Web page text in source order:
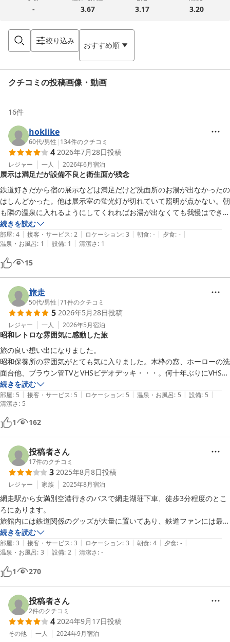
- 3.67 3.17 3.20
絞り込み おすすめ順
クチコミの投稿画像・動画
16件
hoklike
60代/男性 | 134件のクチコミ
4 2026年7月28日投稿
レジャー 一人 2026年6月宿泊
展示は満足だが設備不良と衛生面が残念
鉄道好きだから宿の展示などは満足だけど洗面所のお湯が出なかったの
はしんどかった。他は展示室の蛍光灯が切れていて照明が点かない。朝
も隣の温泉に入れるようにしてくれればお湯が出なくても我慢はできる
のだが。ポットの湯を使おうと思ったら黒い細かなゴミが入っていて使
わなかった。病気によって鼻洗浄とかしたい人もいるのでお湯は確保し
て欲しい。
続きを読む
部屋: 4 | 接客・サービス: 2 | ロケーション: 3 | 朝食: - | 夕食: - |
温泉・お風呂: 1 | 設備: 1 | 清潔さ: 1
15
旅走
50代/男性 |71件のクチコミ
5 2026年5月28日投稿
レジャー 一人 2026年5月宿泊
昭和レトロな雰囲気に感動した旅
旅の良い想い出になりました。
昭和保養所の雰囲気がとても気に入りました。木枠の窓、ホーローの洗
面台他、ブラウン管TVとVHSビデオデッキ・・・。何十年ぶりにVHSテ
ープで映像を見て感動しました。
宿主さんとの歓談も楽しくいろいろと参考になりました。
余談ですが置戸の「いなだ屋」さんの「タレかつ丼」美味しかったで
す。
続きを読む
部屋: 5 | 接客・サービス: 5 | ロケーション: 5 | 温泉・お風呂: 5 | 設備: 5 |
清潔さ: 5
1 162
投稿者さん
17件のクチコミ
3 2025年8月8日投稿
レジャー 家族 2025年8月宿泊
網走駅から女満別空港行きのバスで網走湖荘下車、徒歩3分程度のとこ
ろにあります。
旅館内には鉄道関係のグッズが大量に置いてあり、鉄道ファンには最高
の場所だと思います。
一方、建物は老朽化しており、大のトイレ(男子)は和式のみなので、洋
式しか使ったことのないお子さんには厳しいです。(本館には洋式があ
ります。)
また、食事や入浴の際は、本館へ移動する必要があります。夜間や雨天
時は面倒です。
続きを読む
部屋: 3 | 接客・サービス: 3 | ロケーション: 3 | 朝食: 4 | 夕食: - |
温泉・お風呂: 3 | 設備: 2 | 清潔さ: -
1 270
投稿者さん
2件のクチコミ
4 2024年9月17日投稿
その他 一人 2024年9月宿泊